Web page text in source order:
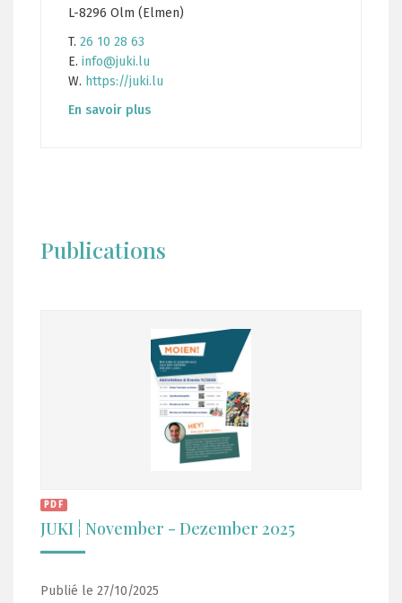
L-8296 Olm (Elmen)
T. 26 10 28 63
E. info@juki.lu
W. https://juki.lu
En savoir plus
Publications
PDF
JUKI ¦ November - Dezember 2025
Publié le 27/10/2025